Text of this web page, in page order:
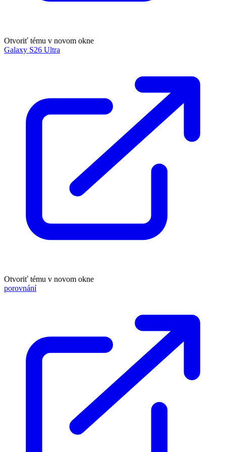
Otvoriť tému v novom okne
Galaxy S26 Ultra
Otvoriť tému v novom okne
porovnání